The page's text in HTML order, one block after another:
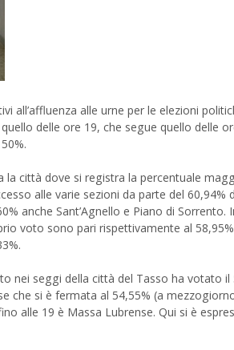
all’affluenza alle urne per le elezioni
delle ore 19, che segue quello delle
città dove si registra la percentuale
alle varie sezioni da parte del 60,94%
anche Sant’Agnello e Piano di Sorrento.
voto sono pari rispettivamente al
nei seggi della città del Tasso ha votato il
che si è fermata al 54,55% (a
alle 19 è Massa Lubrense. Qui si è